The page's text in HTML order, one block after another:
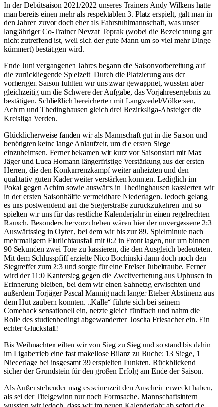
In der Debütsaison 2021/2022 unseres Trainers Andy Wilkens hatte
man bereits einen mehr als respektablen 3. Platz erspielt, galt man in
den Jahren zuvor doch eher als Fahrstuhlmannschaft, was unser
langjähriger Co-Trainer Nevzat Toprak (wobei die Bezeichnung gar
nicht zutreffend ist, weil sich der gute Mann um so viel mehr Dinge
kümmert) bestätigen wird.
Ende Juni vergangenen Jahres begann die Saisonvorbereitung auf
die zurückliegende Spielzeit. Durch die Platzierung aus der
vorherigen Saison fühlten wir uns zwar gewappnet, wussten aber
gleichzeitig um die Schwere der Aufgabe, das Vorjahresergebnis zu
bestätigen. Schließlich bereicherten mit Langwedel/Völkersen,
Achim und Thedinghausen gleich drei Bezirksliga-Absteiger die
Kreisliga Verden.
Glücklicherweise fanden wir als Mannschaft gut in die Saison und
benötigten keine lange Anlaufzeit, um die ersten Siege
einzuheimsen. Ferner bekamen wir kurz vor Saisonstart mit Max
Jäger und Luca Homann längerfristige Verstärkung aus der ersten
Herren, die den Konkurrenzkampf weiter anheizten und den
qualitativ guten Kader weiter verstärken konnten. Lediglich im
Pokal gegen Achim sowie auswärts in Thedinghausen kassierten wir
in der ersten Saisonhälfte vermeidbare Niederlagen. Jedoch gelang
es uns postwendend auf die Siegerstraße zurückzukehren und so
spielten wir uns für das restliche Kalenderjahr in einen regelrechten
Rausch. Besonders hervorzuheben wären hier der unvergessene 2:3
Auswärtssieg in Oyten, bei dem wir bis zur 89. Spielminute nach
mehrmaligem Flutlichtausfall mit 0:2 in Front lagen, nur um binnen
90 Sekunden zwei Tore zu kassieren, die den Ausgleich bedeuteten.
Mit dem Schlusspfiff erzielte Nico Bochinski dann doch noch den
Siegtreffer zum 2:3 und sorgte für eine Etelser Jubeltraube. Ferner
wird der 11:0 Kantersieg gegen die Zweitvertretung aus Uphusen in
Erinnerung bleiben, bei dem wir einen Sahnetag erwischten und
außerdem Torjäger Pascal Mannig nach langer Etelser Abstinenz aus
dem Hut zaubern konnten. „Kalle“ führte sich bei seinem
Comeback sensationell ein, netzte gleich fünffach und nahm die
Rolle des studienbedingt abgewanderten Joscha Friesacher ein. Ein
echter Glücksfall!
Bis Weihnachten eilten wir von Sieg zu Sieg und so stand bis dahin
im Ligabetrieb eine fast makellose Bilanz zu Buche: 13 Siege, 1
Niederlage bei insgesamt 39 erspielten Punkten. Rückblickend
sicher der Grundstein für den großen Erfolg am Ende der Saison.
Als Außenstehender mag es seinerzeit den Anschein erweckt haben,
als sei der Titelgewinn nur noch Formsache. Mannschaftsintern
wussten wir jedoch, dass wir im neuen Kalenderjahr ab sofort die